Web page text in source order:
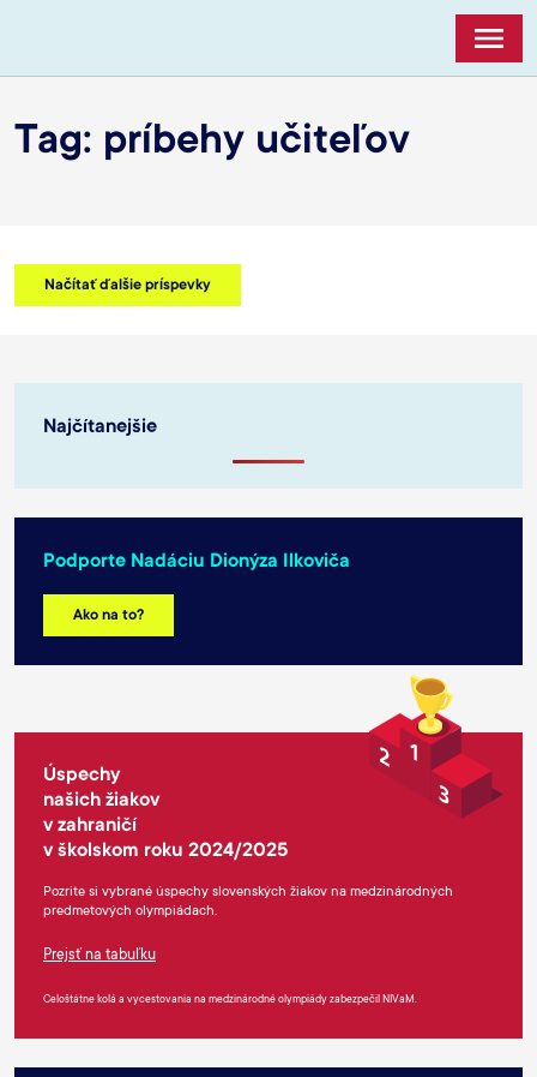
Tag: príbehy učiteľov
Načítať ďalšie príspevky
Najčítanejšie
Podporte Nadáciu Dionýza Ilkoviča
Ako na to?
Úspechy
našich žiakov
v zahraničí
v školskom roku 2024/2025
Pozrite si vybrané úspechy slovenských žiakov na medzinárodných
predmetových olympiádach.
Prejsť na tabuľku
Celoštátne kolá a vycestovania na medzinárodné olympiády zabezpečil NIVaM.